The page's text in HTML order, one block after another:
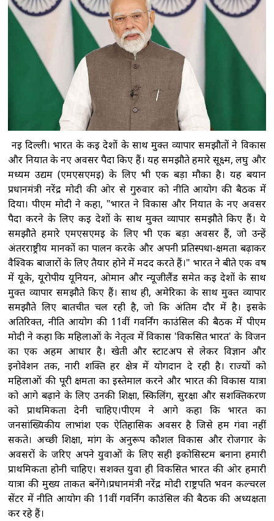
रणनीतिक खनिज परियोजनाओं के लिए 2 अरब डॉलर
निवेश का किया ऐलान, रक्षा सप्लाई चेन मजबूत करने पर
मेरठ में सीएम योगी ने कांवड़ियों पर बरसाए
पुष्प, बोले-यात्रियों की सुरक्षा और सम्मान सरकार की
प्राथमिकता
प्रवासी संघर्ष के बीच स्पेन ने इटली से
आने वाले लोगों पर अस्थायी बॉर्डर चेकिंग लागू करने का
किया ऐलान
यूक्रेन संघर्ष के बीच न्यूजीलैंड ने रूस
समर्थक 33 लोगों और कंपनियों पर लगाए प्रतिबंध
नई दिल्ली। भारत के कई देशों के साथ मुक्त व्यापार समझौतों ने विकास
और निर्यात के नए अवसर पैदा किए हैं। यह समझौते हमारे सूक्ष्म, लघु और
मध्यम उद्यम (एमएसएमई) के लिए भी एक बड़ा मौका है। यह बयान
प्रधानमंत्री नरेंद्र मोदी की ओर से गुरुवार को नीति आयोग की बैठक में
दिया। पीएम मोदी ने कहा, "भारत ने विकास और निर्यात के नए अवसर
पैदा करने के लिए कई देशों के साथ मुक्त व्यापार समझौते किए हैं। ये
समझौते हमारे एमएसएमई के ​​लिए भी एक बड़ा अवसर हैं, जो उन्हें
अंतरराष्ट्रीय मानकों का पालन करके और अपनी प्रतिस्पर्धा-क्षमता बढ़ाकर
वैश्विक बाजारों के लिए तैयार होने में मदद करते हैं।" भारत ने बीते एक वर्ष
में यूके, यूरोपीय यूनियन, ओमान और न्यूजीलैंड समेत कई देशों के साथ
मुक्त व्यापार समझौते किए हैं। साथ ही, अमेरिका के साथ मुक्त व्यापार
समझौते लिए बातचीत चल रही है, जो कि अंतिम दौर में है। इसके
अतिरिक्त, नीति आयोग की 11वीं गवर्निंग काउंसिल की बैठक में पीएम
मोदी ने कहा कि महिलाओं के नेतृत्व में विकास 'विकसित भारत' के विजन
का एक अहम आधार है। खेती और स्टार्टअप से लेकर विज्ञान और
इनोवेशन तक, नारी शक्ति हर क्षेत्र में योगदान दे रही है। राज्यों को
महिलाओं की पूरी क्षमता का इस्तेमाल करने और भारत की विकास यात्रा
को आगे बढ़ाने के लिए उनकी शिक्षा, स्किलिंग, सुरक्षा और सशक्तिकरण
को प्राथमिकता देनी चाहिए।पीएम ने आगे कहा कि भारत का
जनसांख्यिकीय लाभांश एक ऐतिहासिक अवसर है जिसे हम गंवा नहीं
सकते। अच्छी शिक्षा, मांग के अनुरूप कौशल विकास और रोजगार के
अवसरों के जरिए अपने युवाओं के लिए सही इकोसिस्टम बनाना हमारी
प्राथमिकता होनी चाहिए। सशक्त युवा ही विकसित भारत की ओर हमारी
यात्रा की मुख्य ताकत बनेंगे।प्रधानमंत्री नरेंद्र मोदी राष्ट्रपति भवन कल्चरल
सेंटर में नीति आयोग की 11वीं गवर्निंग काउंसिल की बैठक की अध्यक्षता
कर रहे हैं।